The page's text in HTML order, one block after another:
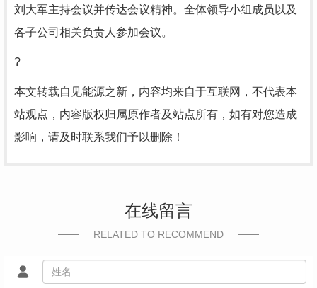
刘大军主持会议并传达会议精神。全体领导小组成员以及
各子公司相关负责人参加会议。
?
本文转载自见能源之新，内容均来自于互联网，不代表本
站观点，内容版权归属原作者及站点所有，如有对您造成
影响，请及时联系我们予以删除！
在线留言
RELATED TO RECOMMEND